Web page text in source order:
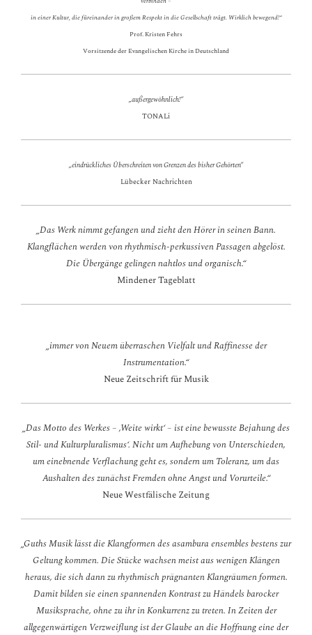
in einer Kultur, die füreinander in großem Respekt in die Gesellschaft trägt. Wirklich bewegend!“
Prof. Kristen Fehrs
Vorsitzende der Evangelischen Kirche in Deutschland
„außergewöhnlich!“
TONALi
„eindrückliches Überschreiten von Grenzen des bisher Gehörten“
Lübecker Nachrichten
„Das Werk nimmt gefangen und zieht den Hörer in seinen Bann.
Klangflächen werden von rhythmisch-perkussiven Passagen abgelöst.
Die Übergänge gelingen nahtlos und organisch.“
Mindener Tageblatt
„immer von Neuem überraschen Vielfalt und Raffinesse der
Instrumentation.“
Neue Zeitschrift für Musik
„Das Motto des Werkes – ,Weite wirkt‘ – ist eine bewusste Bejahung des
Stil- und Kulturpluralismus‘. Nicht um Aufhebung von Unterschieden,
um einebnende Verflachung geht es, sondern um Toleranz, um das
Aushalten des zunächst Fremden ohne Angst und Vorurteile.“
Neue Westfälische Zeitung
„Guths Musik lässt die Klangformen des asambura ensembles bestens zur
Geltung kommen. Die Stücke wachsen meist aus wenigen Klängen
heraus, die sich dann zu rhythmisch prägnanten Klangräumen formen.
Damit bilden sie einen spannenden Kontrast zu Händels barocker
Musiksprache, ohne zu ihr in Konkurrenz zu treten. In Zeiten der
allgegenwärtigen Verzweiflung ist der Glaube an die Hoffnung eine der